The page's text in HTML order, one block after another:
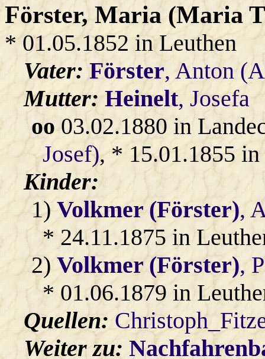
Förster, Maria (Maria
* 01.05.1852 in Leuthen
Vater:Förster, Anton
Mutter:Heinelt, Josefa
oo03.02.1880 in
Josef), * 15.01.1855
Kinder:
1)Volkmer (Förster),
* 24.11.1875 in
2)Volkmer (Förster),
* 01.06.1879 in
Quellen:
Weiter zu: